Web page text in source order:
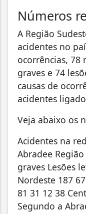
Números
A Região
acidentes no
ocorrências, 78
graves e 74
causas de
acidentes
Veja abaixo os
Acidentes na
Abradee
graves Lesões
Nordeste 187
81 31 12 38
Segundo a